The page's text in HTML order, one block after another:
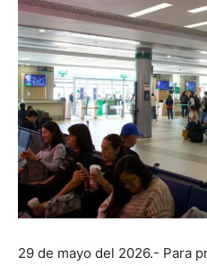
29 de mayo del 2026.- Para